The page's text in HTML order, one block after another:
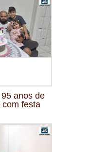
anos de
com festa